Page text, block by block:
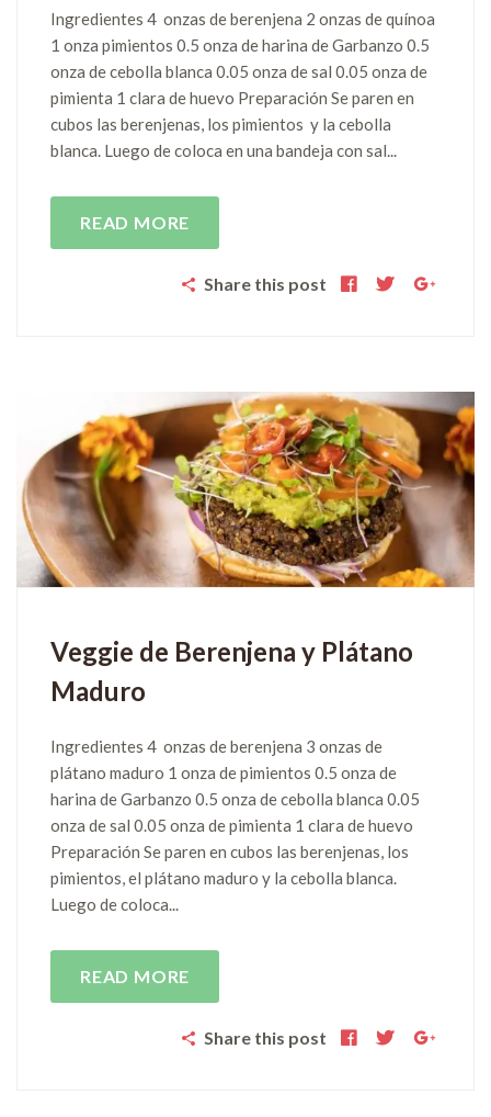
Ingredientes 4 onzas de berenjena 2 onzas de quínoa
1 onza pimientos 0.5 onza de harina de Garbanzo 0.5
onza de cebolla blanca 0.05 onza de sal 0.05 onza de
pimienta 1 clara de huevo Preparación Se paren en
cubos las berenjenas, los pimientos y la cebolla
blanca. Luego de coloca en una bandeja con sal...
READ MORE
Share this post
Veggie de Berenjena y Plátano
Maduro
Ingredientes 4 onzas de berenjena 3 onzas de
plátano maduro 1 onza de pimientos 0.5 onza de
harina de Garbanzo 0.5 onza de cebolla blanca 0.05
onza de sal 0.05 onza de pimienta 1 clara de huevo
Preparación Se paren en cubos las berenjenas, los
pimientos, el plátano maduro y la cebolla blanca.
Luego de coloca...
READ MORE
Share this post